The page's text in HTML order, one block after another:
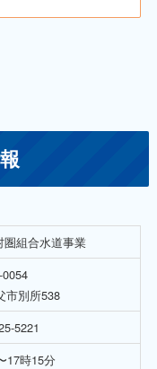
組合水道事業
0054
市別所538
5221
17時15分